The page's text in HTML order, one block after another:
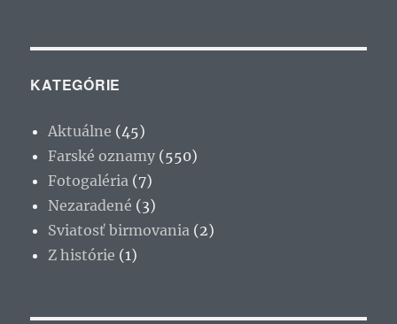
KATEGÓRIE
Aktuálne (45)
Farské oznamy (550)
Fotogaléria (7)
Nezaradené (3)
Sviatosť birmovania (2)
Z histórie (1)